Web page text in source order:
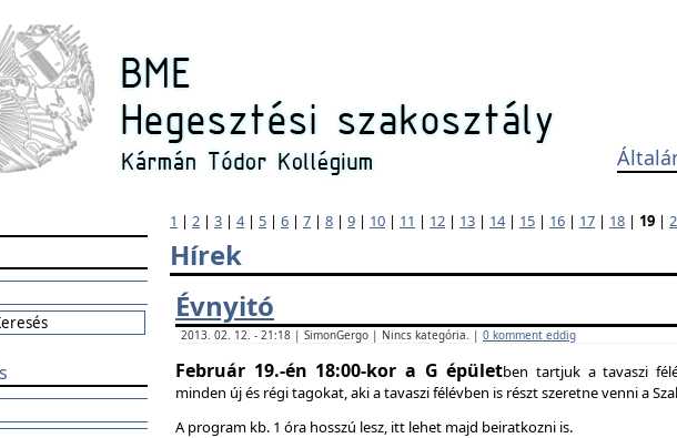
1 | 2 | 3 | 4| 5 | 6 | 7 | 8 | 9 | 10 | 11 | 12 | 13 | 14| 15 | 16 | 17 | 18 | 19 |
Hírek
Évnyitó
2013. 02. 12. - 21:18 | SimonGergo | Nincs kategória. | 0 komment eddig
Február 19.-én 18:00-kor a G épületben tartjuk a tavaszi
minden új és régi tagokat, aki a tavaszi félévben is részt szeretne venni a
A program kb. 1 óra hosszú lesz, itt lehet majd beiratkozni is.